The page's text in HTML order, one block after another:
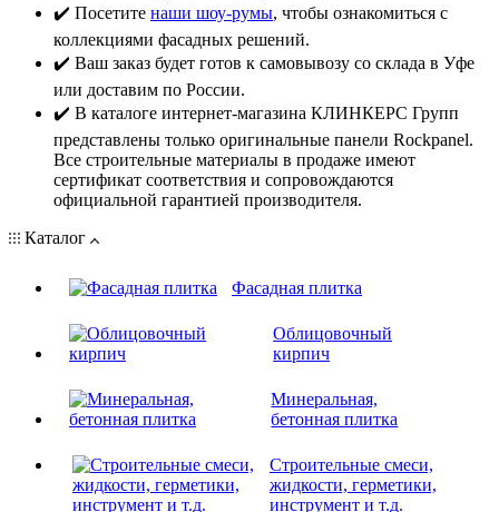
✔️ Посетите наши шоу-румы, чтобы ознакомиться с
коллекциями фасадных решений.
✔️ Ваш заказ будет готов к самовывозу со склада в Уфе
или доставим по России.
✔️ В каталоге интернет-магазина КЛИНКЕРС Групп
представлены только оригинальные панели Rockpanel.
Все строительные материалы в продаже имеют
сертификат соответствия и сопровождаются
официальной гарантией производителя.
Каталог
Фасадная плитка
Облицовочный
кирпич
Минеральная,
бетонная плитка
Строительные смеси,
жидкости, герметики,
инструмент и т.д.